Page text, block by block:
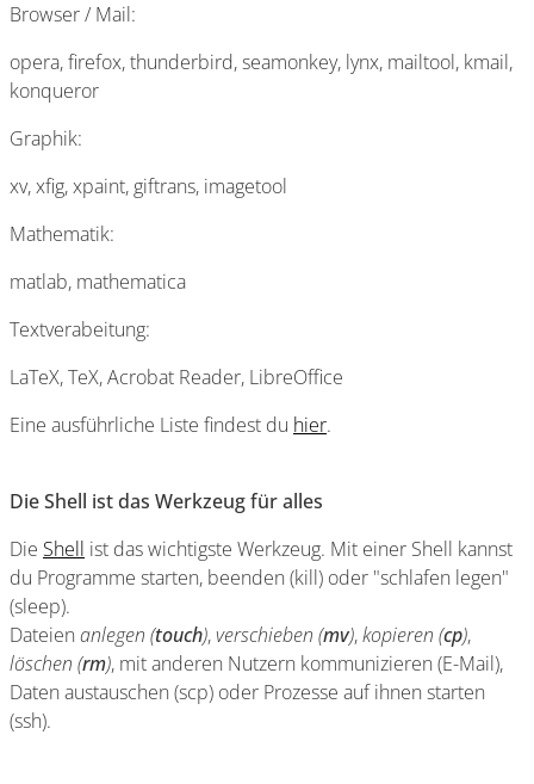
Browser / Mail:
opera, firefox, thunderbird, seamonkey, lynx, mailtool, kmail,
konqueror
Graphik:
xv, xfig, xpaint, giftrans, imagetool
Mathematik:
matlab, mathematica
Textverabeitung:
LaTeX, TeX, Acrobat Reader, LibreOffice
Eine ausführliche Liste findest du hier.
Die Shell ist das Werkzeug für alles
Die Shell ist das wichtigste Werkzeug. Mit einer Shell kannst
du Programme starten, beenden (kill) oder "schlafen legen"
(sleep).
Dateien anlegen (touch),verschieben (mv),kopieren (cp),
löschen (rm), mit anderen Nutzern kommunizieren (E-Mail),
Daten austauschen (scp) oder Prozesse auf ihnen starten
(ssh).